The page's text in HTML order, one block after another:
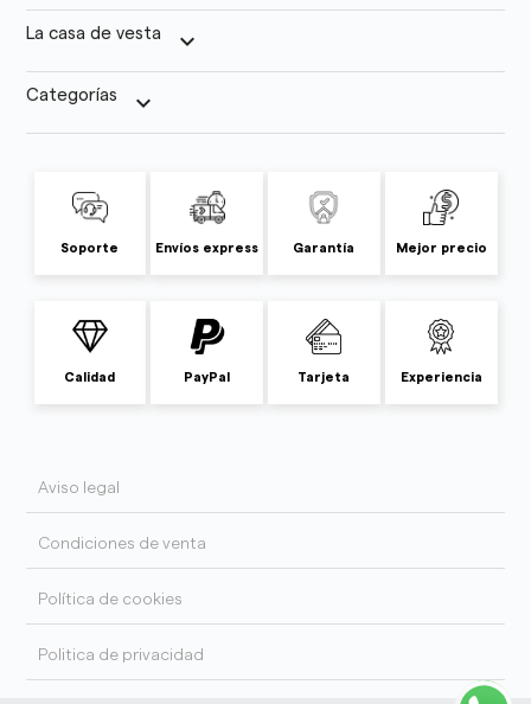
La casa de vesta keyboard_arrow_down
Categorías keyboard_arrow_down
Soporte Envíos express Garantía Mejor precio
Calidad PayPal Tarjeta Experiencia
Aviso legal
Condiciones de venta
Política de cookies
Politica de privacidad